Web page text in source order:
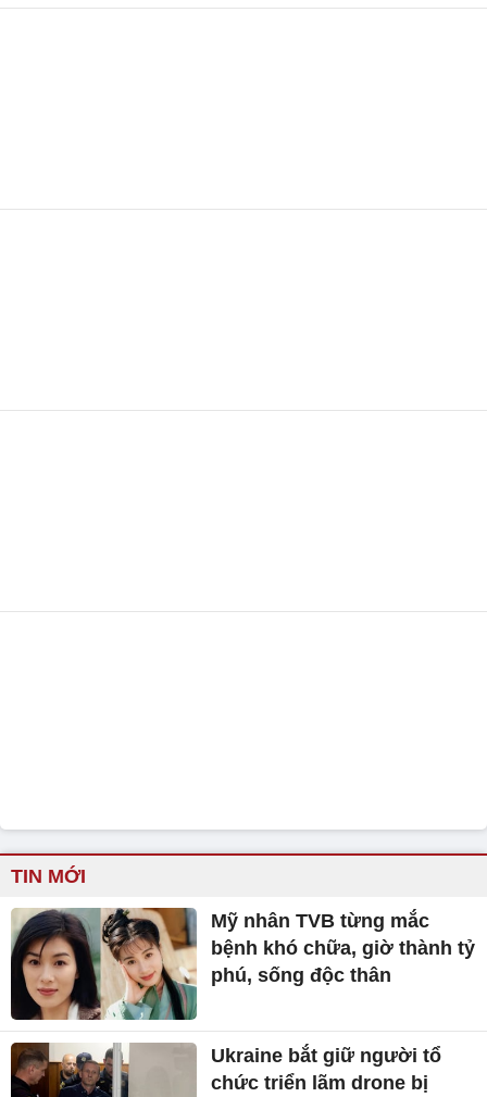
TIN MỚI
Mỹ nhân TVB từng mắc
bệnh khó chữa, giờ thành tỷ
phú, sống độc thân
Ukraine bắt giữ người tổ
chức triển lãm drone bị